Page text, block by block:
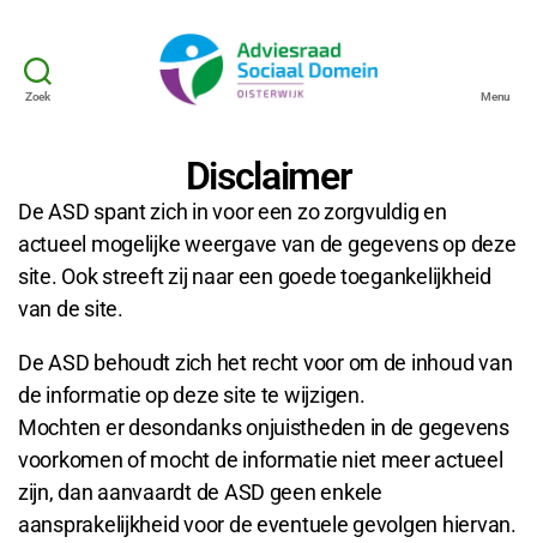
Zoek Menu
Disclaimer
De ASD spant zich in voor een zo zorgvuldig en
actueel mogelijke weergave van de gegevens op deze
site. Ook streeft zij naar een goede toegankelijkheid
van de site.
De ASD behoudt zich het recht voor om de inhoud van
de informatie op deze site te wijzigen.
Mochten er desondanks onjuistheden in de gegevens
voorkomen of mocht de informatie niet meer actueel
zijn, dan aanvaardt de ASD geen enkele
aansprakelijkheid voor de eventuele gevolgen hiervan.